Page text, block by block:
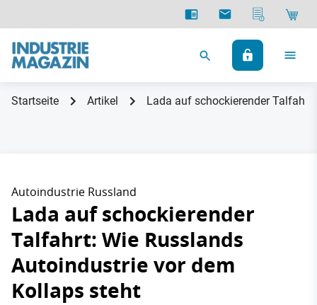
Startseite Artikel Lada auf schockierender
Autoindustrie Russland
Lada auf schockierender
Talfahrt: Wie Russlands
Autoindustrie vor dem
Kollaps steht